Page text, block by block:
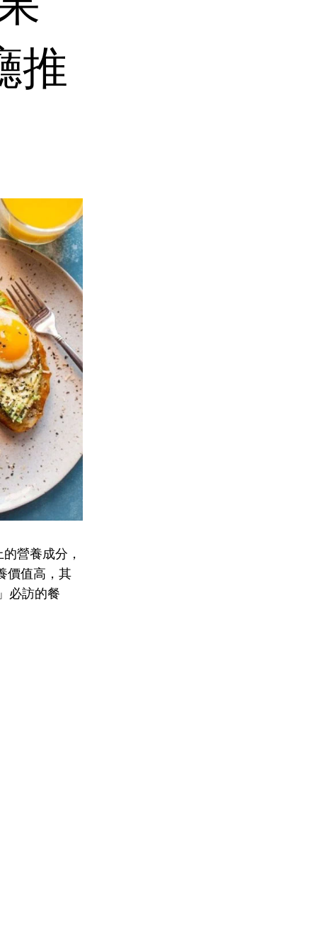
推
營養成分，
價值高，其
必訪的餐